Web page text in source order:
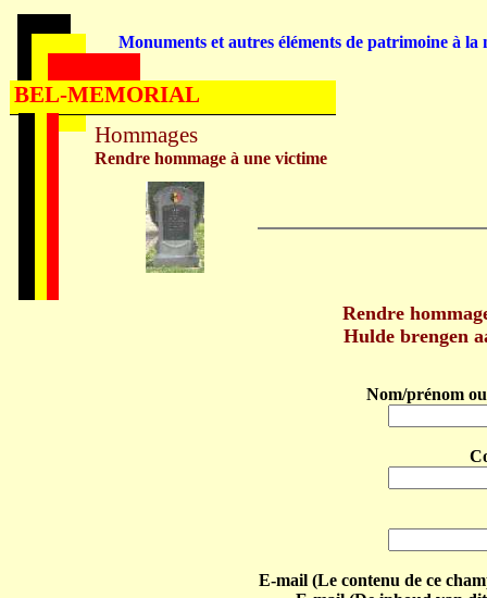
Rendre
Hulde brengen
Nom/prénom
E-mail (Le contenu de ce
Hommages
Rendre hommage à une victime
Monuments et autres éléments de patrimoine à la
BEL-MEMORIAL